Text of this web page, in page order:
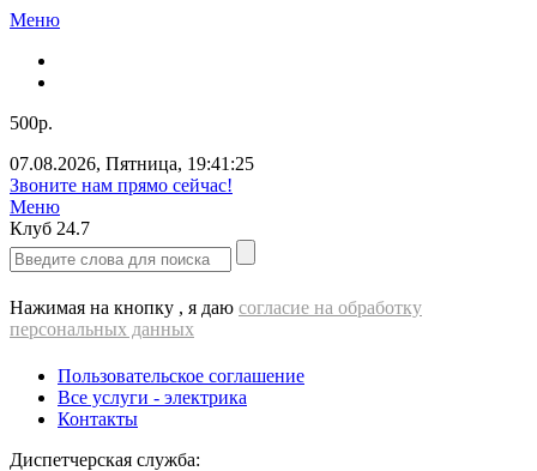
Меню
500р.
07.08.2026, Пятница, 19:41:25
ВЫЕЗД электрика - 500 РУБЛЕЙ!!!
Меню
Клуб 24.7
Нажимая на кнопку , я даю согласие на обработку
персональных данных
Пользовательское соглашение
Все услуги - электрика
Контакты
Диспетчерская служба: